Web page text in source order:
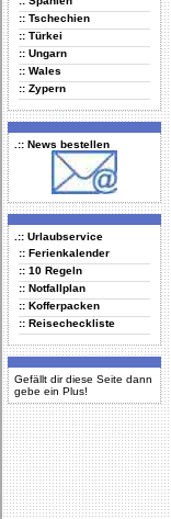
:: Tschechien
:: Türkei
:: Ungarn
:: Wales
:: Zypern
.:: News bestellen
.:: Urlaubservice
:: Ferienkalender
:: 10 Regeln
:: Notfallplan
:: Kofferpacken
:: Reisecheckliste
Gefällt dir diese Seite dann
gebe ein Plus!